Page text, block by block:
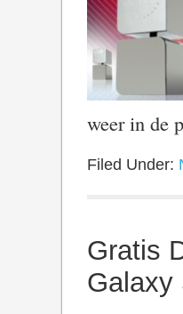
weer in de
Filed Under:
Gratis
Galaxy